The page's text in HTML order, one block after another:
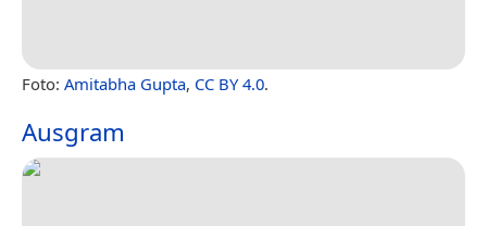
Foto: Amitabha Gupta, CC BY 4.0.
Ausgram